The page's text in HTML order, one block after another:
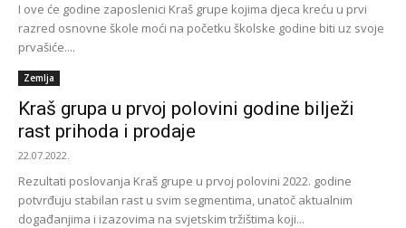
I ove će godine zaposlenici Kraš grupe kojima djeca kreću u prvi
razred osnovne škole moći na početku školske godine biti uz svoje
prvašiće....
Zemlja
Kraš grupa u prvoj polovini godine bilježi
rast prihoda i prodaje
22.07.2022.
Rezultati poslovanja Kraš grupe u prvoj polovini 2022. godine
potvrđuju stabilan rast u svim segmentima, unatoč aktualnim
događanjima i izazovima na svjetskim tržištima koji...